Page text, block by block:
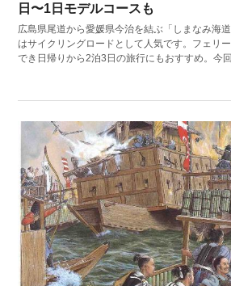
日〜1日モデルコースも
広島県尾道から愛媛県今治を結ぶ「しまなみ海
はサイクリングロードとして人気です。フェリ
でき日帰りから2泊3日の旅行にもおすすめ。今